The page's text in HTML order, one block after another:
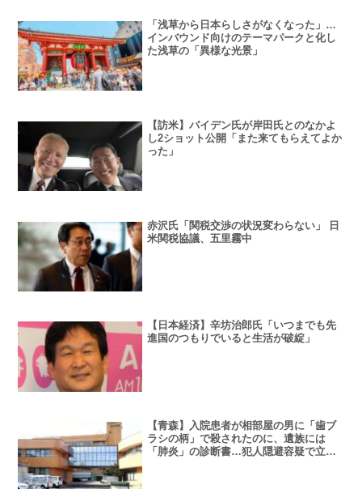
「浅草から日本らしさがなくなった」…
インバウンド向けのテーマパークと化し
た浅草の「異様な光景」
【訪米】バイデン氏が岸田氏とのなかよ
し2ショット公開「また来てもらえてよか
った」
赤沢氏「関税交渉の状況変わらない」 日
米関税協議、五里霧中
【日本経済】辛坊治郎氏「いつまでも先
進国のつもりでいると生活が破綻」
【青森】入院患者が相部屋の男に「歯ブ
ラシの柄」で殺されたのに、遺族には
「肺炎」の診断書…犯人隠避容疑で立件